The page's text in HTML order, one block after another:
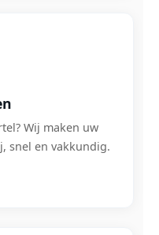
Wij maken uw
snel en vakkundig.